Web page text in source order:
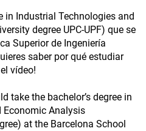
in Industrial Technologies and
degree UPC-UPF) que se
Superior de Ingeniería
saber por qué estudiar
vídeo!
take the bachelor’s degree in
Economic Analysis
at the Barcelona School